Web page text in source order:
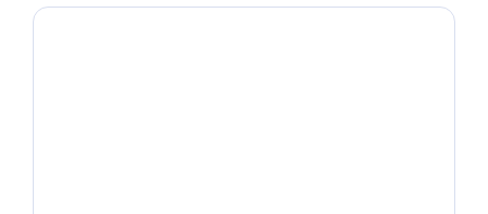
Kommentar